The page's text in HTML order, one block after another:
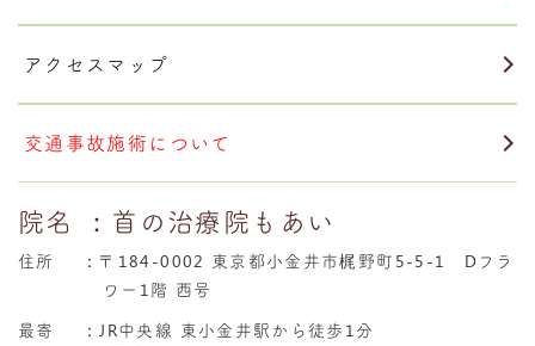
アクセスマップ
交通事故施術について
院名 ：首の治療院もあい
住所 ： 〒184-0002 東京都小金井市梶野町5-5-1 Dフラ
ワー1階 西号
最寄
：JR中央線 東小金井駅から徒歩1分